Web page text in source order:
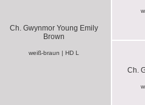
Ch. Gwynmor Young Emily
Brown
weiß-braun | HD L
Ch.